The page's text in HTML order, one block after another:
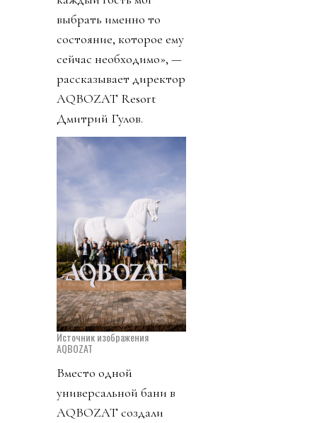
выбрать именно то
состояние, которое ему
сейчас необходимо», —
рассказывает директор
AQBOZAT Resort
Дмитрий Гулов.
Источник изображения
AQBOZAT
Вместо одной
универсальной бани в
AQBOZAT создали